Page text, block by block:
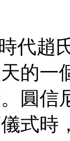
代趙
的一
圓信
式時